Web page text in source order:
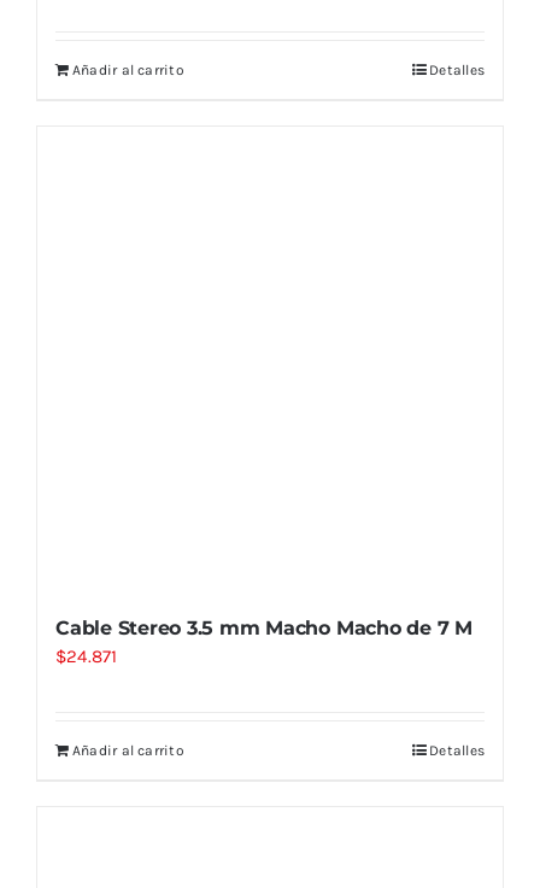
Añadir al carrito Detalles
Cable Stereo 3.5 mm Macho Macho de 7 M
$24.871
Añadir al carrito Detalles